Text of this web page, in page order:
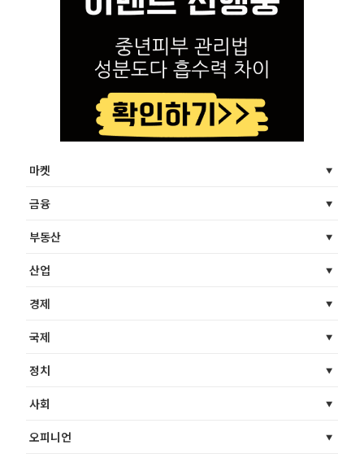
마켓
금융
부동산
산업
경제
국제
정치
사회
오피니언